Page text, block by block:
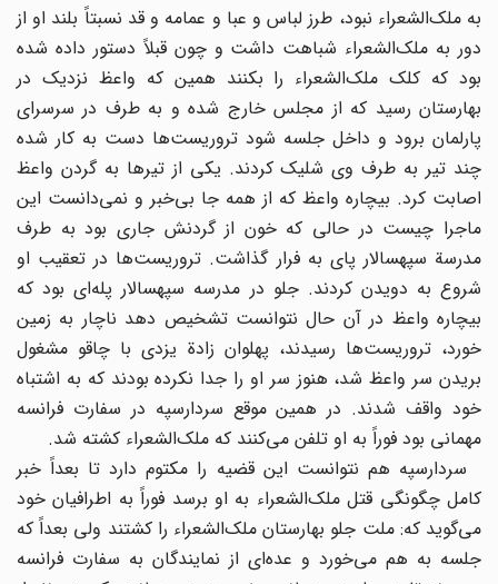
به ملک‌الشعراء نبود، طرز لباس و عبا و عمامه و قد نسبتاً بلند او از
دور به ملک‌الشعراء شباهت داشت و چون قبلاً دستور داده شده
بود که کلک ملک‌الشعراء را بکنند همین که واعظ نزدیک در
بهارستان رسید که از مجلس خارج شده و به طرف در سرسرای
پارلمان برود و داخل جلسه شود تروریست‌ها دست به کار شده
چند تیر به طرف وی شلیک کردند. یکی از تیرها به گردن واعظ
اصابت کرد. بیچاره واعظ که از همه جا بی‌خبر و نمی‌دانست این
ماجرا چیست در حالی که خون از گردنش جاری بود به طرف
مدرسة سپهسالار پای به فرار گذاشت. تروریست‌ها در تعقیب او
شروع به دویدن کردند. جلو در مدرسه سپهسالار پله‌ای بود که
بیچاره واعظ در آن حال نتوانست تشخیص دهد ناچار به زمین
خورد، تروریست‌ها رسیدند، پهلوان زادة یزدی با چاقو مشغول
بریدن سر واعظ شد، هنوز سر او را جدا نکرده بودند که به اشتباه
خود واقف شدند. در همین موقع سردارسپه در سفارت فرانسه
مهمانی بود فوراً به او تلفن می‌کنند که ملک‌الشعراء کشته شد.
سردارسپه هم نتوانست این قضیه را مکتوم دارد تا بعداً خبر
کامل چگونگی قتل ملک‌الشعراء به او برسد فوراً به اطرافیان خود
می‌گوید که: ملت جلو بهارستان ملک‌الشعراء را کشتند ولی بعداً که
جلسه به هم می‌خورد و عده‌ای از نمایندگان به سفارت فرانسه